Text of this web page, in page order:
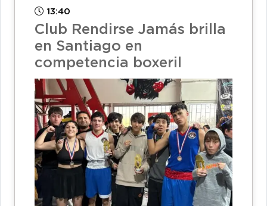
13:40
Club Rendirse Jamás brilla
en Santiago en
competencia boxeril